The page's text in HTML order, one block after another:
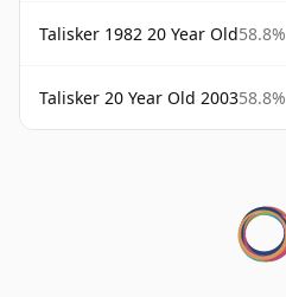
Talisker 1982 20 Year Old58.8%
Talisker 20 Year Old 200358.8%